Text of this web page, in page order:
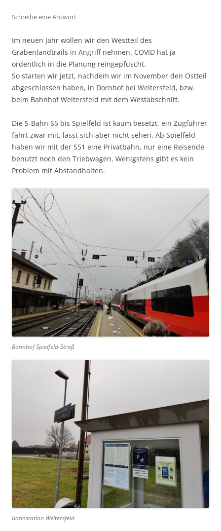
Schreibe eine Antwort
Im neuen Jahr wollen wir den Westteil des
Grabenlandtrails in Angriff nehmen. COVID hat ja
ordentlich in die Planung reingepfuscht.
So starten wir jetzt, nachdem wir im November den Ostteil
abgeschlossen haben, in Dornhof bei Weitersfeld, bzw.
beim Bahnhof Weitersfeld mit dem Westabschnitt.
Die S-Bahn S5 bis Spielfeld ist kaum besetzt, ein Zugführer
fährt zwar mit, lässt sich aber nicht sehen. Ab Spielfeld
haben wir mit der S51 eine Privatbahn, nur eine Reisende
benutzt noch den Triebwagen. Wenigstens gibt es kein
Problem mit Abstandhalten.
Bahnhof Spielfeld-Straß
Bahnstation Weitersfeld